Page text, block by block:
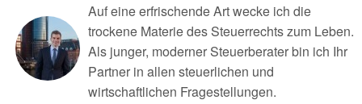
Auf eine erfrischende Art wecke ich die
trockene Materie des Steuerrechts zum Leben.
Als junger, moderner Steuerberater bin ich Ihr
Partner in allen steuerlichen und
wirtschaftlichen Fragestellungen.